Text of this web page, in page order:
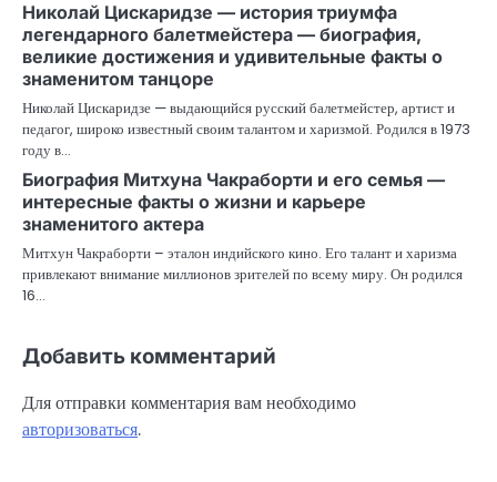
Николай Цискаридзе — история триумфа
легендарного балетмейстера — биография,
великие достижения и удивительные факты о
знаменитом танцоре
Николай Цискаридзе — выдающийся русский балетмейстер, артист и
педагог, широко известный своим талантом и харизмой. Родился в 1973
году в…
Биография Митхуна Чакраборти и его семья —
интересные факты о жизни и карьере
знаменитого актера
Митхун Чакраборти – эталон индийского кино. Его талант и харизма
привлекают внимание миллионов зрителей по всему миру. Он родился
16…
Добавить комментарий
Для отправки комментария вам необходимо
авторизоваться.